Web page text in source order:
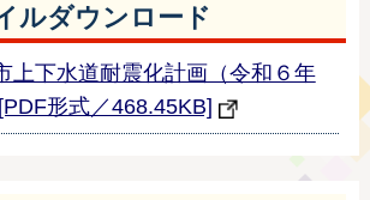
ルダウンロード
上下水道耐震化計画（令和６年
形式／468.45KB]